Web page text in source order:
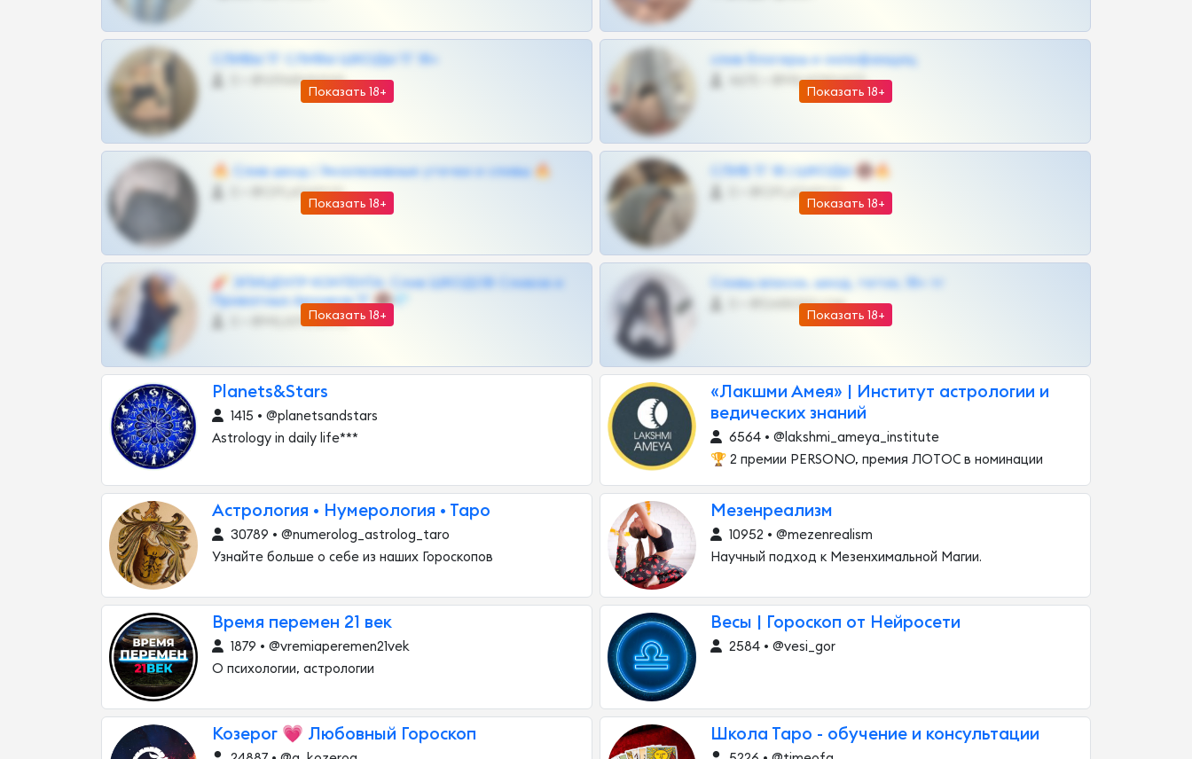
Показать 18+
СЛИВЫ ТГ СЛИВЫ ШКОДЫ ТГ 18+
@VIPARHIVS55BOT
Показать 18+
слив блогерш и онлифанщиц
@MILKPRIVATES39BOT
Показать 18+
🔥 Слив шкод | Эксклюзивные утечки и сливы 🔥
@OPLATAPODPSK1BOT
Показать 18+
СЛИВ ТГ 18 | ШКОДЫ 🔞🔥
@OPLATAPODPSK1BOT
Показать 18+
🧨 ЭПИЦЕНТР КОНТЕНТА: Слив ШКОДОВ Сливов и
Приватных Архивов ТГ 🔞💎
@MILKPRIVATES39BOT
Показать 18+
Сливы вписок, шкод, теток, 18+ тг
@DARK15FLOWSBOT
Planets&Stars
1415 • @planetsandstars
Astrology in daily life***
«Лакшми Амея» | Институт астрологии и
ведических знаний
6564 • @lakshmi_ameya_institute
🏆 2 премии PERSONO, премия ЛОТОС в номинации
Астрология • Нумерология • Таро
30789 • @numerolog_astrolog_taro
Узнайте больше о себе из наших Гороскопов
Мезенреализм
10952 • @mezenrealism
Научный подход к Мезенхимальной Магии.
Время перемен 21 век
1879 • @vremiaperemen21vek
О психологии, астрологии
Весы | Гороскоп от Нейросети
2584 • @vesi_gor
Козерог 💗 Любовный Гороскоп Школа Таро - обучение и консультации